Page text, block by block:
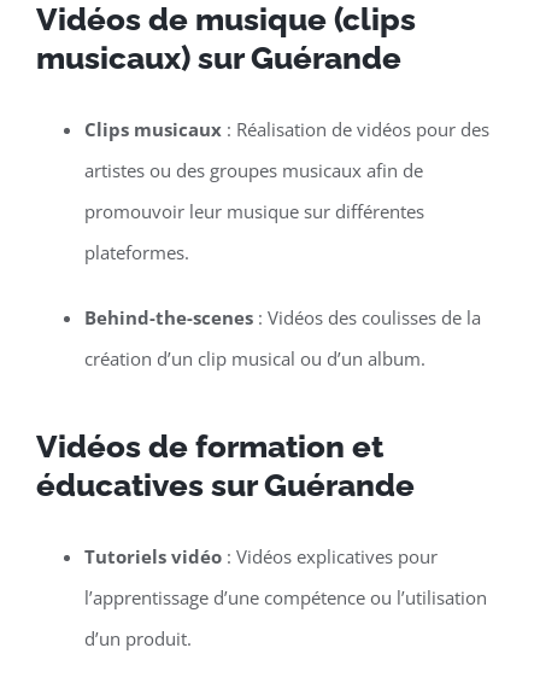
Vidéos de musique (clips
musicaux) sur Guérande
Clips musicaux: Réalisation de vidéos pour des
artistes ou des groupes musicaux afin de
promouvoir leur musique sur différentes
plateformes.
Behind-the-scenes: Vidéos des coulisses de la
création d’un clip musical ou d’un album.
Vidéos de formation et
éducatives sur Guérande
Tutoriels vidéo: Vidéos explicatives pour
l’apprentissage d’une compétence ou l’utilisation
d’un produit.